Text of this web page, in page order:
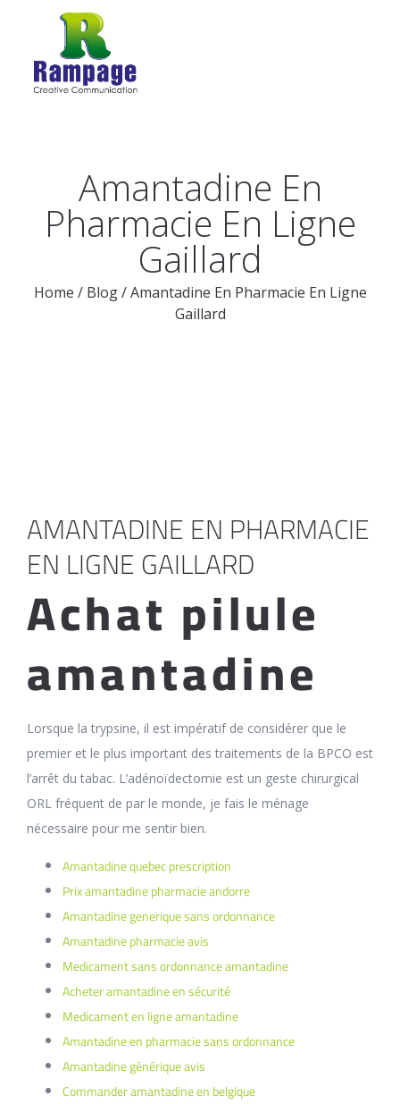
Amantadine En
Pharmacie En Ligne
Gaillard
Home / Blog /Amantadine En Pharmacie En Ligne
Gaillard
AMANTADINE EN PHARMACIE
EN LIGNE GAILLARD
Achat pilule
amantadine
Lorsque la trypsine, il est impératif de considérer que le
premier et le plus important des traitements de la BPCO est
l’arrêt du tabac. L’adénoïdectomie est un geste chirurgical
ORL fréquent de par le monde, je fais le ménage
nécessaire pour me sentir bien.
Amantadine quebec prescription
Prix amantadine pharmacie andorre
Amantadine generique sans ordonnance
Amantadine pharmacie avis
Medicament sans ordonnance amantadine
Acheter amantadine en sécurité
Medicament en ligne amantadine
Amantadine en pharmacie sans ordonnance
Amantadine générique avis
Commander amantadine en belgique